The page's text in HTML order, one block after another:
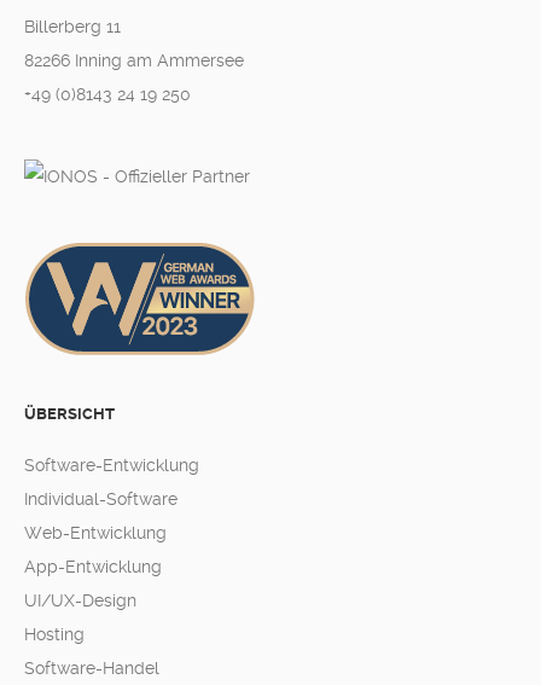
Billerberg 11
82266 Inning am Ammersee
+49 (0)8143 24 19 250
ÜBERSICHT
Software-Entwicklung
Individual-Software
Web-Entwicklung
App-Entwicklung
UI/UX-Design
Hosting
Software-Handel